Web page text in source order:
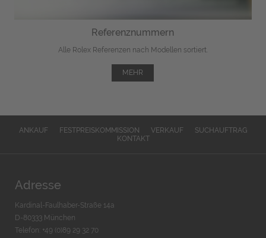
Referenznummern
Alle Rolex Referenzen nach Modellen sortiert.
MEHR
ANKAUF FESTPREISKOMMISSION VERKAUF
SUCHAUFTRAG
KONTAKT
Adresse
Kardinal-Faulhaber-Straße 14a
D-80333 München
Telefon: +49 (0)89 29 32 70